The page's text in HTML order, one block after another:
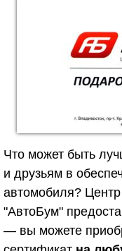
Что может быть
и друзьям в
автомобиля?
"АвтоБум"
— вы можете